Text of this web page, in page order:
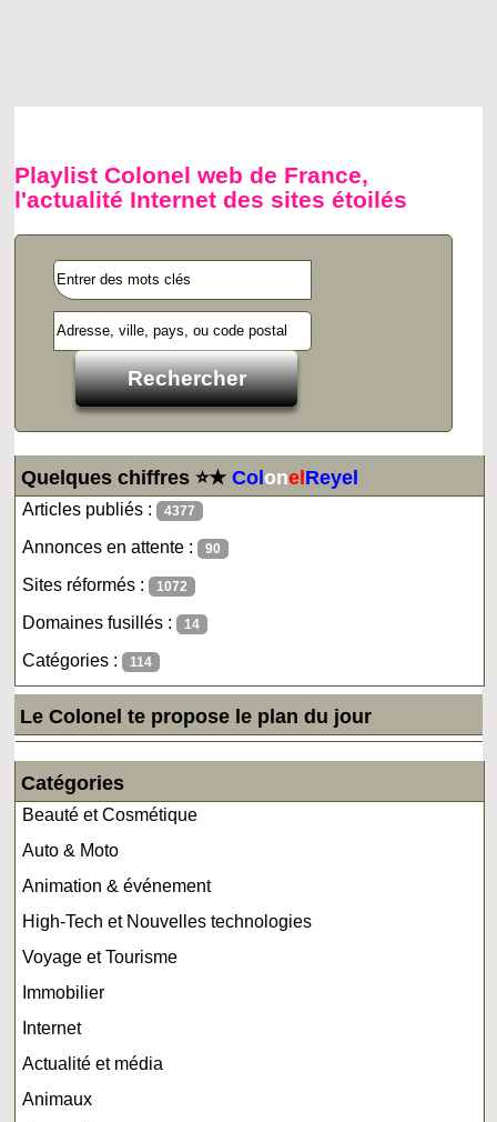
Playlist Colonel web de France,
l'actualité Internet des sites étoilés
Quelques chiffres ⭐★ColonelReyel
Articles publiés : 4377
Annonces en attente : 90
Sites réformés : 1072
Domaines fusillés : 14
Catégories : 114
Le Colonel te propose le plan du jour
Catégories
Beauté et Cosmétique
Auto & Moto
Animation & événement
High-Tech et Nouvelles technologies
Voyage et Tourisme
Immobilier
Internet
Actualité et média
Animaux